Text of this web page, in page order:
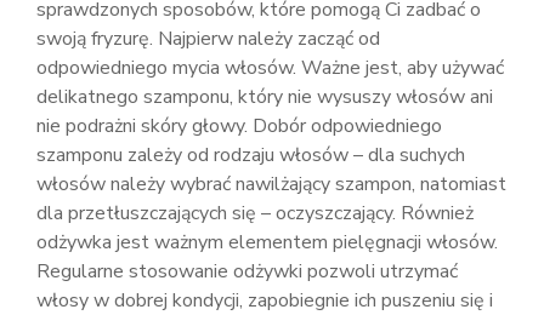
sprawdzonych sposobów, które pomogą Ci zadbać o
swoją fryzurę. Najpierw należy zacząć od
odpowiedniego mycia włosów. Ważne jest, aby używać
delikatnego szamponu, który nie wysuszy włosów ani
nie podrażni skóry głowy. Dobór odpowiedniego
szamponu zależy od rodzaju włosów – dla suchych
włosów należy wybrać nawilżający szampon, natomiast
dla przetłuszczających się – oczyszczający. Również
odżywka jest ważnym elementem pielęgnacji włosów.
Regularne stosowanie odżywki pozwoli utrzymać
włosy w dobrej kondycji, zapobiegnie ich puszeniu się i